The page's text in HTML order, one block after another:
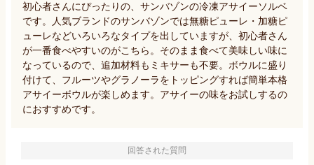
初心者さんにぴったりの、サンバゾンの冷凍アサイーソルベ
です。人気ブランドのサンバゾンでは無糖ピューレ・加糖ピ
ューレなどいろいろなタイプを出していますが、初心者さん
が一番食べやすいのがこちら。そのまま食べて美味しい味に
なっているので、追加材料もミキサーも不要。ボウルに盛り
付けて、フルーツやグラノーラをトッピングすれば簡単本格
アサイーボウルが楽しめます。アサイーの味をお試しするの
におすすめです。
回答された質問